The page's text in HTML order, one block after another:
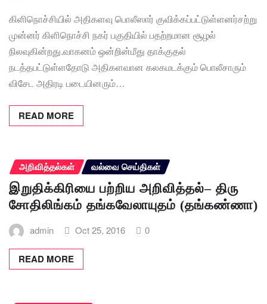
கிளிநொச்சியில் அதிகளவு பொலீஸார் குவிக்கப்பட்டுள்ளனர்சற்று
முன்னர் கிளிநொச்சி நகர் பகுதியில் பதற்றமான சூழல்
நிலவுகின்றது.வாகனம் ஒன்றின்மீது தாக்குதல்
நடத்தபட்டுள்ளதோடு அதிகளவான கலகமடக்கும் பொலீசாரும்
விசேட அதிரடி படையினரும்…
READ MORE
அறிவித்தல்கள் வல்வை செய்திகள்
இறுதிக்கிரியை பற்றிய அறிவித்தல்– திரு
சோதிலிங்கம் தங்கவேலாயுதம் (தங்கண்ணா)
admin Oct 25, 2016 0
READ MORE